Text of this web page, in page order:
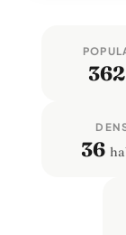
362
36